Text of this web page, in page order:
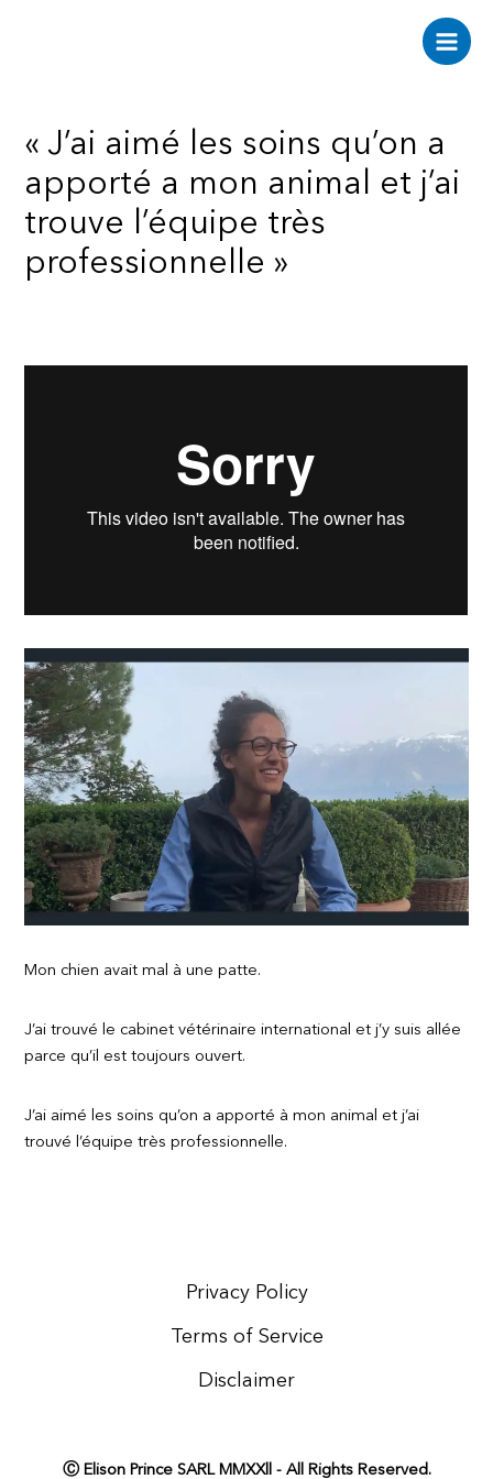
Main
« J’ai aimé les soins qu’on a
apporté a mon animal et j’ai
trouve l’équipe très
professionnelle »
Mon chien avait mal à une patte.
J’ai trouvé le cabinet vétérinaire international et j’y suis allée
parce qu’il est toujours ouvert.
J’ai aimé les soins qu’on a apporté à mon animal et j’ai
trouvé l’équipe très professionnelle.
Privacy Policy
Terms of Service
Disclaimer
Ⓒ Elison Prince SARL MMXXll - All Rights Reserved.